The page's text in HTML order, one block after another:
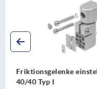
einstellbar, einfach,